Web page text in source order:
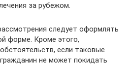
за рубежом.
следует оформлять
форме. Кроме этого,
если таковые
не может покидать